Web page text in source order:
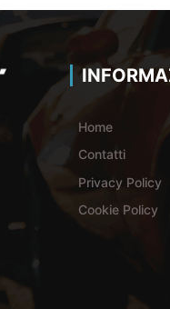
Home
Contatti
Privacy Policy
Cookie Policy